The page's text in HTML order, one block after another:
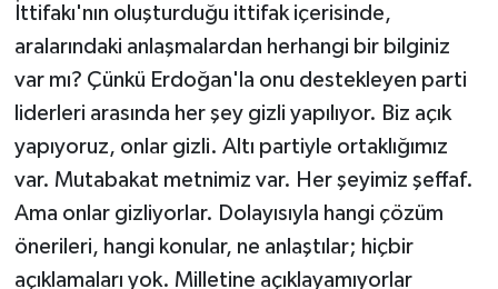
İttifakı'nın oluşturduğu ittifak içerisinde,
aralarındaki anlaşmalardan herhangi bir bilginiz
var mı? Çünkü Erdoğan'la onu destekleyen parti
liderleri arasında her şey gizli yapılıyor. Biz açık
yapıyoruz, onlar gizli. Altı partiyle ortaklığımız
var. Mutabakat metnimiz var. Her şeyimiz şeffaf.
Ama onlar gizliyorlar. Dolayısıyla hangi çözüm
önerileri, hangi konular, ne anlaştılar; hiçbir
açıklamaları yok. Milletine açıklayamıyorlar